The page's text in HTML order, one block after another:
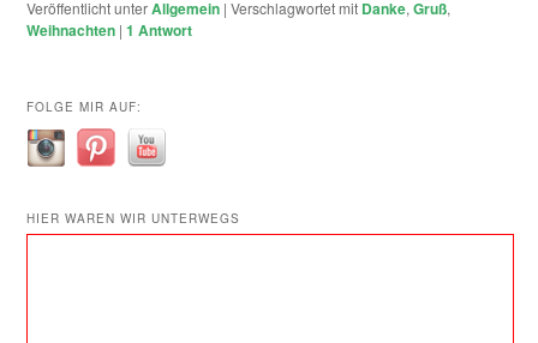
Veröffentlicht unterAllgemein |Verschlagwortet mit Danke,Gruß,
Weihnachten |1 Antwort
FOLGE MIR AUF:
HIER WAREN WIR UNTERWEGS